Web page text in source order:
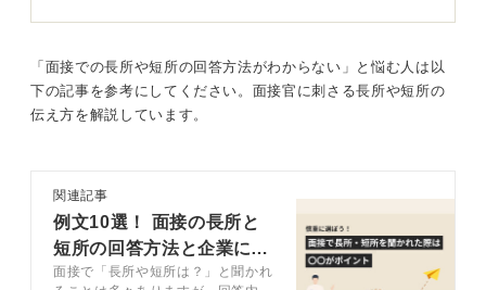
のような人とも分け隔てなく対等に接しています」とい
った言い方をしたり、あるいは「対等に接するなかで、
言いづらいことも自然と嫌味なく伝えることができてい
主体性を意識し、業界特性も考慮しよう！
「短所は何ですか」と聞かれた際に、「八方美人なとこ
ろがあるかもしれません」と答えたうえで、「日頃は、
「面接での長所や短所の回答方法がわからない」と悩む人は以
下の記事を参考にしてください。面接官に刺さる長所や短所の
伝え方を解説しています。
関連記事
例文10選！ 面接の長所と
短所の回答方法と企業に刺
さる伝え方を解説
面接で「長所や短所は？」と聞かれ